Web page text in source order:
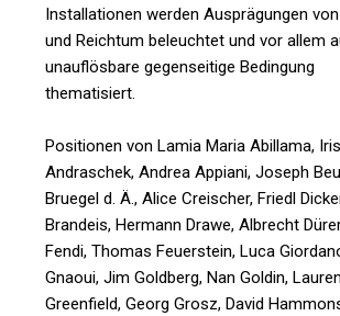
Installationen werden Ausprägungen
und Reichtum beleuchtet und vor allem
unauflösbare gegenseitige Bedingung
thematisiert.
Positionen von Lamia Maria Abillama, Iris
Andraschek, Andrea Appiani, Joseph
Bruegel d. Ä., Alice Creischer, Friedl
Brandeis, Hermann Drawe, Albrecht
Fendi, Thomas Feuerstein, Luca
Gnaoui, Jim Goldberg, Nan Goldin, Lauren
Greenfield, Georg Grosz, David